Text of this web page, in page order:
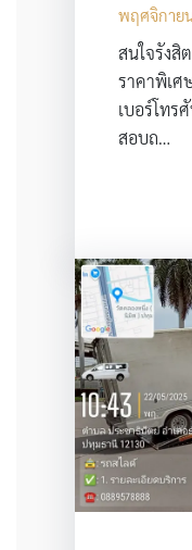
พฤศจิกาย
สนใจรังสิ
ราคาพิเศ
เบอร์โทร
สอบถ…